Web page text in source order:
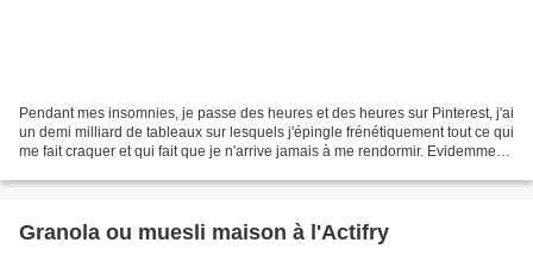
Pendant mes insomnies, je passe des heures et des heures sur Pinterest, j'ai
un demi milliard de tableaux sur lesquels j'épingle frénétiquement tout ce qui
me fait craquer et qui fait que je n'arrive jamais à me rendormir. Evidemment,
Granola ou muesli maison à l'Actifry